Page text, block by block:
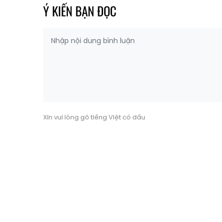
Ý KIẾN BẠN ĐỌC
Xin vui lòng gõ tiếng Việt có dấu